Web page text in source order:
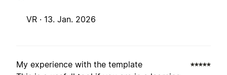
VR · 13. Jan. 2026
My experience with the template